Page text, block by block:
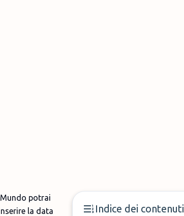
Indice dei contenuti
potrai
la data